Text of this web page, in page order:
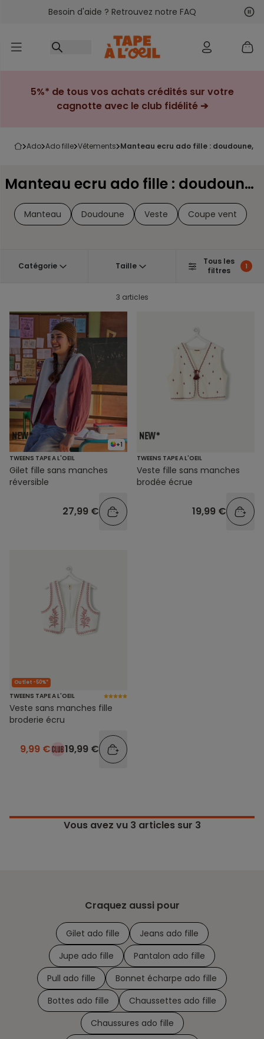
Accéder au contenu
Besoin d'aide ? Retrouvez notre FAQ
5%* de tous vos achats crédités sur votre
cagnotte avec le club fidélité ➔
ado ado fille vêtements manteau ecru ado fille : doudoune,
Manteau ecru ado fille : doudoune, veste & coupe-vent
Manteau Doudoune Veste Coupe vent
Catégorie Taille
Tous les
filtres
1
3 articles
+1
TWEENS TAPE A L'OEIL
Gilet fille sans manches
réversible
27,99 €
TWEENS TAPE A L'OEIL
Veste fille sans manches
brodée écrue
19,99 €
Outlet -50%*
TWEENS TAPE A L'OEIL
Veste sans manches fille
broderie écru
9,99 € 19,99 €
Vous avez vu 3 articles sur 3
Craquez aussi pour
Gilet ado fille
Jeans ado fille
Jupe ado fille
Pantalon ado fille
Pull ado fille
Bonnet écharpe ado fille
Bottes ado fille
Chaussettes ado fille
Chaussures ado fille